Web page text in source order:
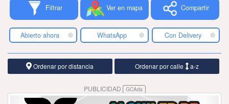
Tiendacores
Contactenos
Filtrar Ver en mapa Compartir
Abierto ahora WhatsApp Con Delivery
Ordenar por distancia Ordenar por calle a-z
PUBLICIDAD GCAds